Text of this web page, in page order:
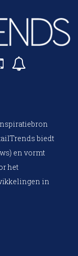
biedt
en vormt
het
in